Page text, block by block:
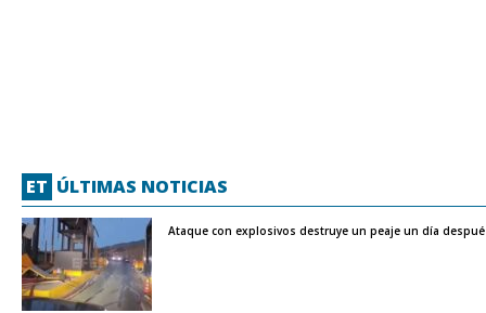
ET ÚLTIMAS NOTICIAS
Ataque con explosivos destruye un peaje un día